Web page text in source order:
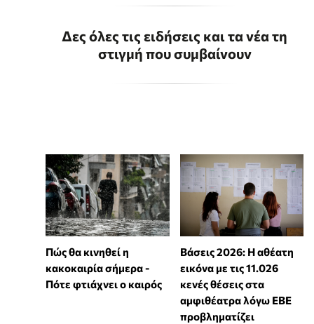
Δες όλες τις ειδήσεις και τα νέα τη
στιγμή που συμβαίνουν
Πώς θα κινηθεί η
κακοκαιρία σήμερα -
Πότε φτιάχνει ο καιρός
Βάσεις 2026: Η αθέατη
εικόνα με τις 11.026
κενές θέσεις στα
αμφιθέατρα λόγω ΕΒΕ
προβληματίζει